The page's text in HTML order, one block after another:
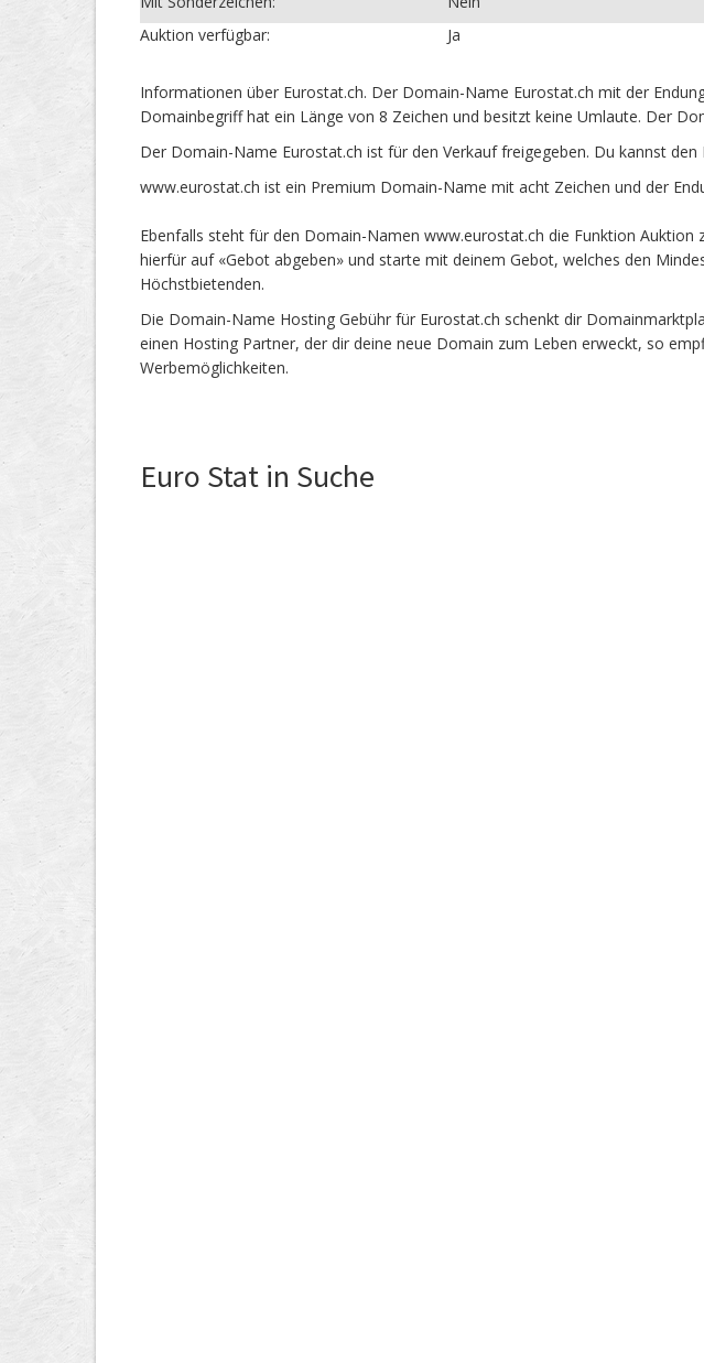
Auktion verfügbar:
Ja
Informationen über Eurostat.ch. Der Domain-Name Eurostat.ch mit der
Domainbegriff hat ein Länge von 8 Zeichen und besitzt keine Umlaute. Der
Der Domain-Name Eurostat.ch ist für den Verkauf freigegeben. Du kannst
www.eurostat.ch ist ein Premium Domain-Name mit acht Zeichen und der
Ebenfalls steht für den Domain-Namen www.eurostat.ch die Funktion
hierfür auf «Gebot abgeben» und starte mit deinem Gebot, welches den
Höchstbietenden.
Die Domain-Name Hosting Gebühr für Eurostat.ch schenkt dir
einen Hosting Partner, der dir deine neue Domain zum Leben erweckt, so
Werbemöglichkeiten.
Euro Stat in Suche